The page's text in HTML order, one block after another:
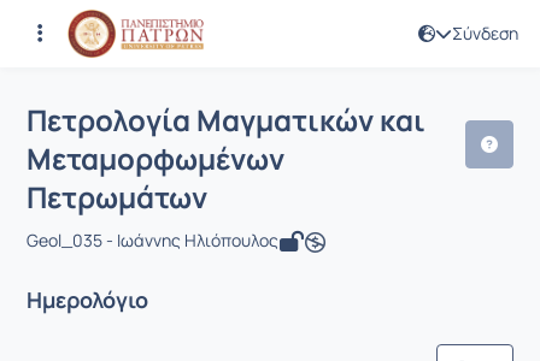
Σύνδεση
Μάθημα : Πετρολογία Μαγματικών
Κωδικός : GEO308
Πετρολογία Μαγματικών και
Μεταμορφωμένων
Πετρωμάτων
Geol_035 - Ιωάννης Ηλιόπουλος
Ημερολόγιο